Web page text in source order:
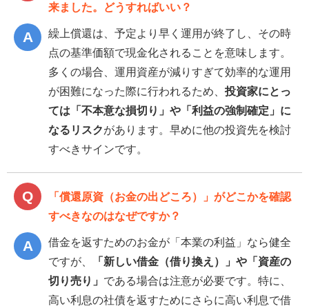
来ました。どうすればいい？
繰上償還は、予定より早く運用が終了し、その時
点の基準価額で現金化されることを意味します。
多くの場合、運用資産が減りすぎて効率的な運用
が困難になった際に行われるため、 投資家にとっ
ては「不本意な損切り」や「利益の強制確定」に
なるリスクがあります。早めに他の投資先を検討
すべきサインです。
「償還原資（お金の出どころ）」がどこかを確認
すべきなのはなぜですか？
借金を返すためのお金が「本業の利益」なら健全
ですが、
「新しい借金（借り換え）」や「資産の
切り売り」 である場合は注意が必要です。特に、
高い利息の社債を返すためにさらに高い利息で借